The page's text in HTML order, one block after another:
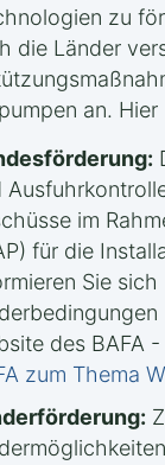
zu
die Länder
an.
im
für die
Sie
des BAFA
zum Thema